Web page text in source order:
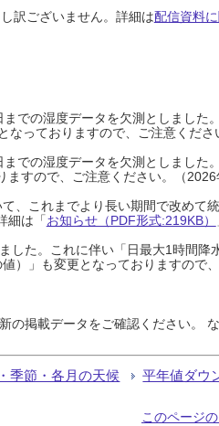
訳ございません。詳細は配信資料
での湿度データを欠測としました
っておりますので、ご注意くださ
での湿度データを欠測としました
すので、ご注意ください。（
、これまでより長い期間で改めて
細は「お知らせ（PDF形式:219KB）
した。これに伴い「日最大1時間降
）」も変更となっておりますので
の掲載データをご確認ください。
季節・各月の天候 平年値ダウ
このページ